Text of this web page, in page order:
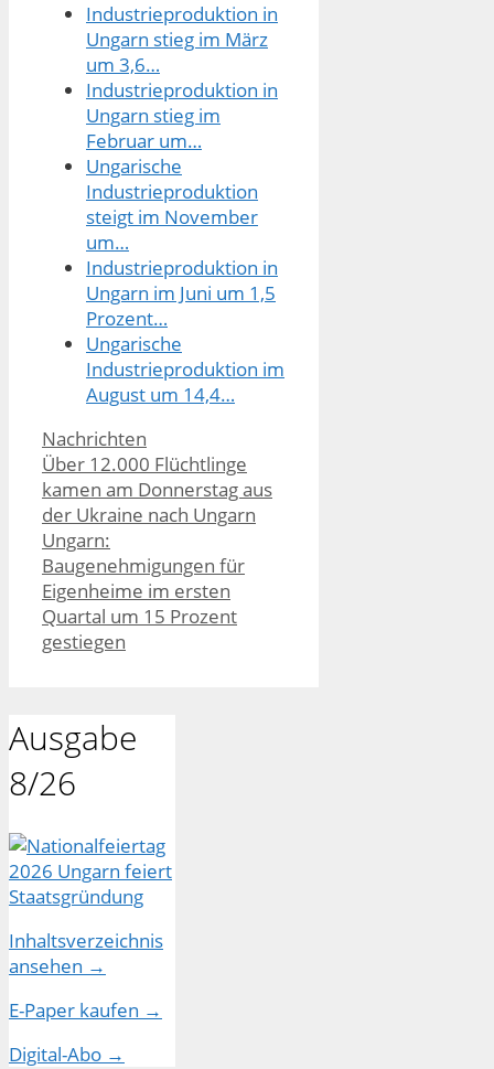
Industrieproduktion in
Ungarn stieg im März
um 3,6…
Industrieproduktion in
Ungarn stieg im
Februar um…
Ungarische
Industrieproduktion
steigt im November
um…
Industrieproduktion in
Ungarn im Juni um 1,5
Prozent…
Ungarische
Industrieproduktion im
August um 14,4…
Kategorien
Nachrichten
Über 12.000 Flüchtlinge
kamen am Donnerstag aus
der Ukraine nach Ungarn
Ungarn:
Baugenehmigungen für
Eigenheime im ersten
Quartal um 15 Prozent
gestiegen
Ausgabe
8/26
Inhaltsverzeichnis
ansehen →
E-Paper kaufen →
Digital-Abo →